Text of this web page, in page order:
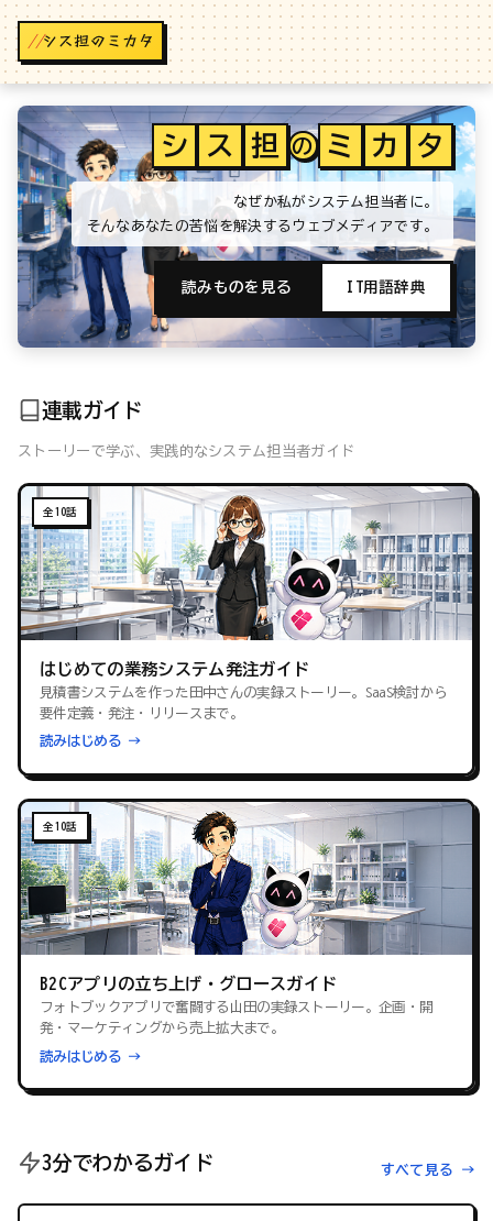
//
シ ス 担 の ミ カ タ
なぜか私がシステム担当者に。
そんなあなたの苦悩を解決するウェブメディアです。
読みものを見る IT用語辞典
連載ガイド
ストーリーで学ぶ、実践的なシステム担当者ガイド
全10話
はじめての業務システム発注ガイド
見積書システムを作った田中さんの実録ストーリー。SaaS検討から
要件定義・発注・リリースまで。
読みはじめる →
全10話
B2Cアプリの立ち上げ・グロースガイド
フォトブックアプリで奮闘する山田の実録ストーリー。企画・開
発・マーケティングから売上拡大まで。
読みはじめる →
3分でわかるガイド すべて見る →